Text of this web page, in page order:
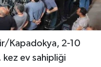
Kapadokya, 2-10
kez ev sahipliği